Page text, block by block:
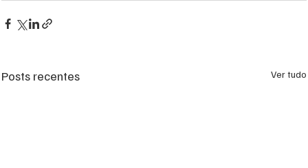
Posts recentes Ver tudo